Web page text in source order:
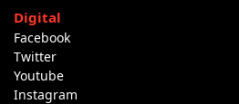
Digital
Facebook
Twitter
Youtube
Instagram